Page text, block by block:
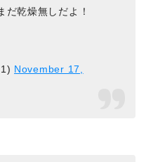
だ乾燥無しだよ！
November 17,